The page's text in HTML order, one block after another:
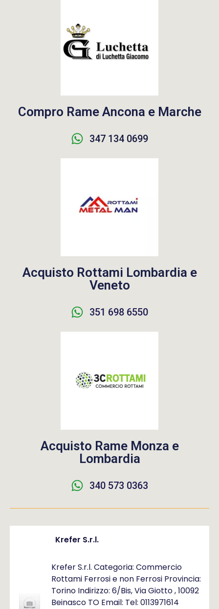
Compro Rame Ancona e Marche
347 134 0699
Acquisto Rottami Lombardia e
Veneto
351 698 6550
Acquisto Rame Monza e
Lombardia
340 573 0363
Krefer S.r.l.
Krefer S.r.l. Categoria: Commercio
Rottami Ferrosi e non Ferrosi Provincia:
Torino Indirizzo: 6/Bis, Via Giotto , 10092
Beinasco TO Email: Tel: 0113971614